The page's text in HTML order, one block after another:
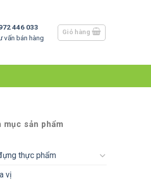
446 033
vấn bán hàng
Giỏ hàng
mục sản phẩm
thực phẩm
vị